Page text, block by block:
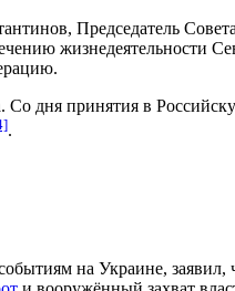
Председатель
жизнедеятельности
дня принятия в
.
на Украине, заявил,